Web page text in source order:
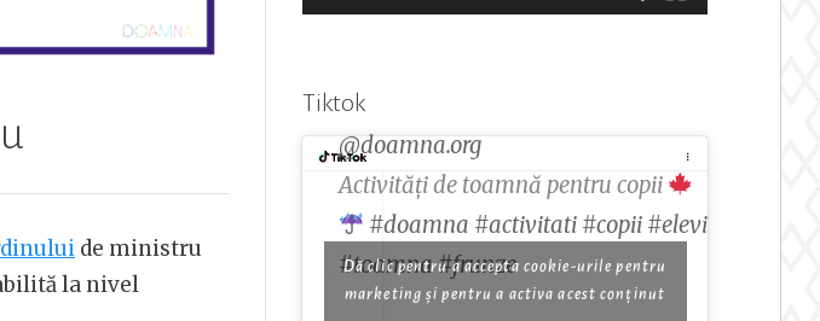
de ministru
la nivel
Tiktok
@doamna.org
Activități de toamnă pentru copii
#doamna #activitati #copii #elevi
#toamna#frunze
Dă clic pentru a accepta cookie-urile pentru
marketing și pentru a activa acest conținut